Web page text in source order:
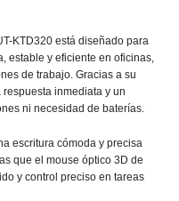
KTD320 está diseñado para
estable y eficiente en oficinas,
de trabajo. Gracias a su
inmediata y un
ni necesidad de baterías.
escritura cómoda y precisa
que el mouse óptico 3D de
y control preciso en tareas